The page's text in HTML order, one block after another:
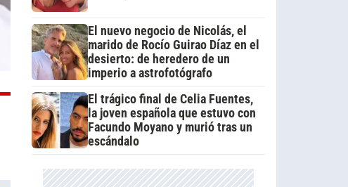
El nuevo negocio de Nicolás, el
marido de Rocío Guirao Díaz en el
desierto: de heredero de un
imperio a astrofotógrafo
El trágico final de Celia Fuentes,
la joven española que estuvo con
Facundo Moyano y murió tras un
escándalo